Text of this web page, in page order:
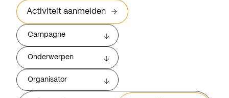
Activiteit aanmelden
Campagne
Onderwerpen
Organisator